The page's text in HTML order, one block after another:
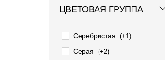
ЦВЕТОВАЯ ГРУППА
Серебристая (+1)
Серая (+2)